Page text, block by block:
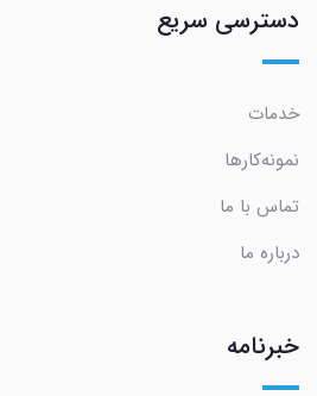
دسترسی سریع
خدمات
نمونه‌کارها
تماس با ما
درباره ما
خبرنامه